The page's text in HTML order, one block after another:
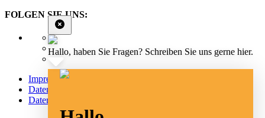
FOLGEN SIE UNS:
Impressum
Datenschutz
Datenschutz Social Media
Hallo, haben Sie Fragen? Schreiben Sie uns gerne hier.